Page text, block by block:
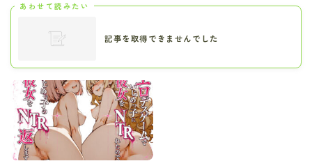
あわせて読みたい
記事を取得できませんでした